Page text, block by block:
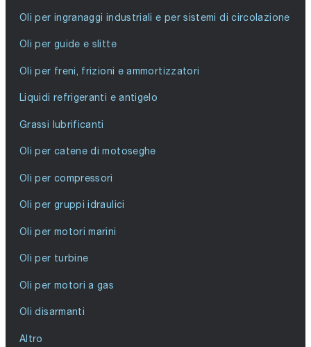
Oli per ingranaggi industriali e per sistemi di circolazione
Oli per guide e slitte
Oli per freni, frizioni e ammortizzatori
Liquidi refrigeranti e antigelo
Grassi lubrificanti
Oli per catene di motoseghe
Oli per compressori
Oli per gruppi idraulici
Oli per motori marini
Oli per turbine
Oli per motori a gas
Oli disarmanti
Altro